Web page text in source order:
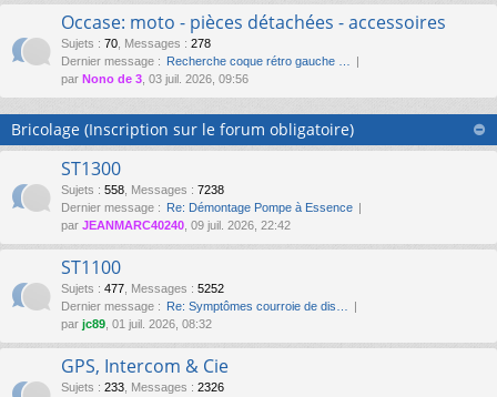
Occase: moto - pièces détachées - accessoires
Sujets : 70 Messages : 278
Dernier message : Recherche coque rétro gauche …
par Nono de 3 , 03 juil. 2026, 09:56
Bricolage (Inscription sur le forum obligatoire)
ST1300
Sujets : 558 Messages : 7238
Dernier message : Re: Démontage Pompe à Essence
par JEANMARC40240 , 09 juil. 2026, 22:42
ST1100
Sujets : 477 Messages : 5252
Dernier message : Re: Symptômes courroie de dis…
par jc89 , 01 juil. 2026, 08:32
GPS, Intercom & Cie
Sujets : 233 Messages : 2326